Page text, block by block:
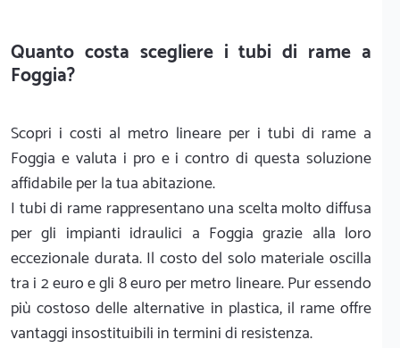
Quanto costa scegliere i tubi di rame a
Foggia?
Scopri i costi al metro lineare per i tubi di rame a
Foggia e valuta i pro e i contro di questa soluzione
affidabile per la tua abitazione.
I tubi di rame rappresentano una scelta molto diffusa
per gli impianti idraulici a Foggia grazie alla loro
eccezionale durata. Il costo del solo materiale oscilla
tra i 2 euro e gli 8 euro per metro lineare. Pur essendo
più costoso delle alternative in plastica, il rame offre
vantaggi insostituibili in termini di resistenza.